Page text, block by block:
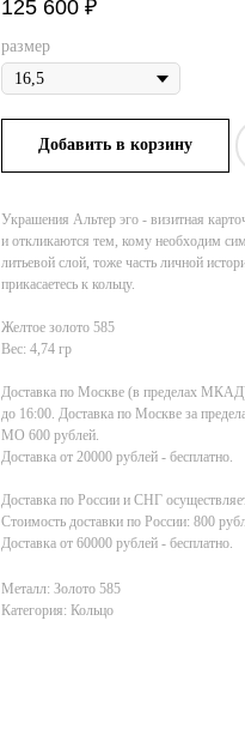
125 600 ₽
размер
Добавить в корзину
Украшения Альтер эго - визитная
и откликаются тем, кому необходим
литьевой слой, тоже часть личной
прикасаетесь к кольцу.
Желтое золото 585
Вес: 4,74 гр
Доставка по Москве (в пределах МКАД)
до 16:00. Доставка по Москве за
МО 600 рублей.
Доставка от 20000 рублей - бесплатно.
Доставка по России и СНГ
Стоимость доставки по России: 800
Доставка от 60000 рублей - бесплатно.
Металл: Золото 585
Категория: Кольцо